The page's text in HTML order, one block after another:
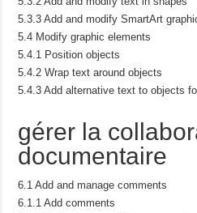
5.3.3 Add and modify SmartArt
5.4 Modify graphic elements
5.4.1 Position objects
5.4.2 Wrap text around objects
5.4.3 Add alternative text to objects
gérer la
documentaire
6.1 Add and manage comments
6.1.1 Add comments